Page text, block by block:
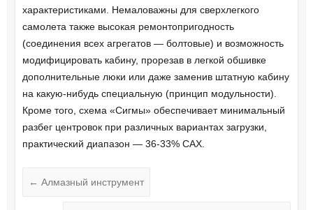
характеристиками. Немаловажны для сверхлегкого
самолета также высокая ремонтопригодность
(соединения всех агрегатов — болтовые) и возможность
модифицировать кабину, прорезав в легкой обшивке
дополнительные люки или даже заменив штатную кабину
на какую-нибудь специальную (принцип модульности).
Кроме того, схема «Сигмы» обеспечивает минимальный
разбег центровок при различных вариантах загрузки,
практический диапазон — 36-33% САХ.
← Алмазный инструмент